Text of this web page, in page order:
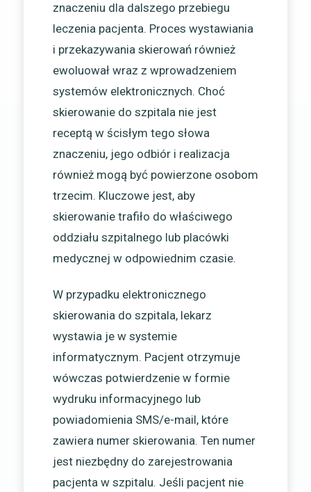
znaczeniu dla dalszego przebiegu
leczenia pacjenta. Proces wystawiania
i przekazywania skierowań również
ewoluował wraz z wprowadzeniem
systemów elektronicznych. Choć
skierowanie do szpitala nie jest
receptą w ścisłym tego słowa
znaczeniu, jego odbiór i realizacja
również mogą być powierzone osobom
trzecim. Kluczowe jest, aby
skierowanie trafiło do właściwego
oddziału szpitalnego lub placówki
medycznej w odpowiednim czasie.
W przypadku elektronicznego
skierowania do szpitala, lekarz
wystawia je w systemie
informatycznym. Pacjent otrzymuje
wówczas potwierdzenie w formie
wydruku informacyjnego lub
powiadomienia SMS/e-mail, które
zawiera numer skierowania. Ten numer
jest niezbędny do zarejestrowania
pacjenta w szpitalu. Jeśli pacjent nie